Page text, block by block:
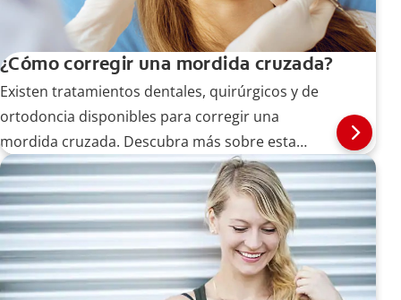
¿Cómo corregir una mordida cruzada?
Existen tratamientos dentales, quirúrgicos y de
ortodoncia disponibles para corregir una
mordida cruzada. Descubra más sobre esta
condición y las opciones de tratamiento aquí.